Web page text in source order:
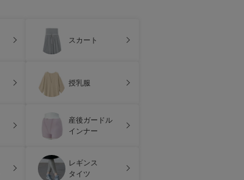
スカート
授乳服
産後ガードル
インナー
レギンス
タイツ